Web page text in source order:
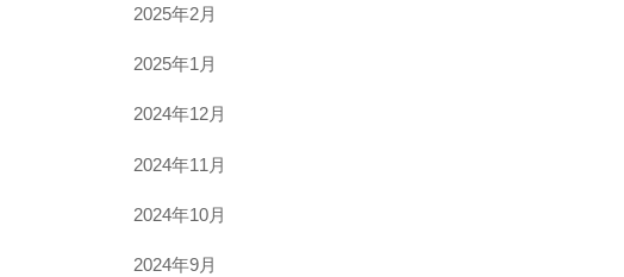
2025年2月
2025年1月
2024年12月
2024年11月
2024年10月
2024年9月